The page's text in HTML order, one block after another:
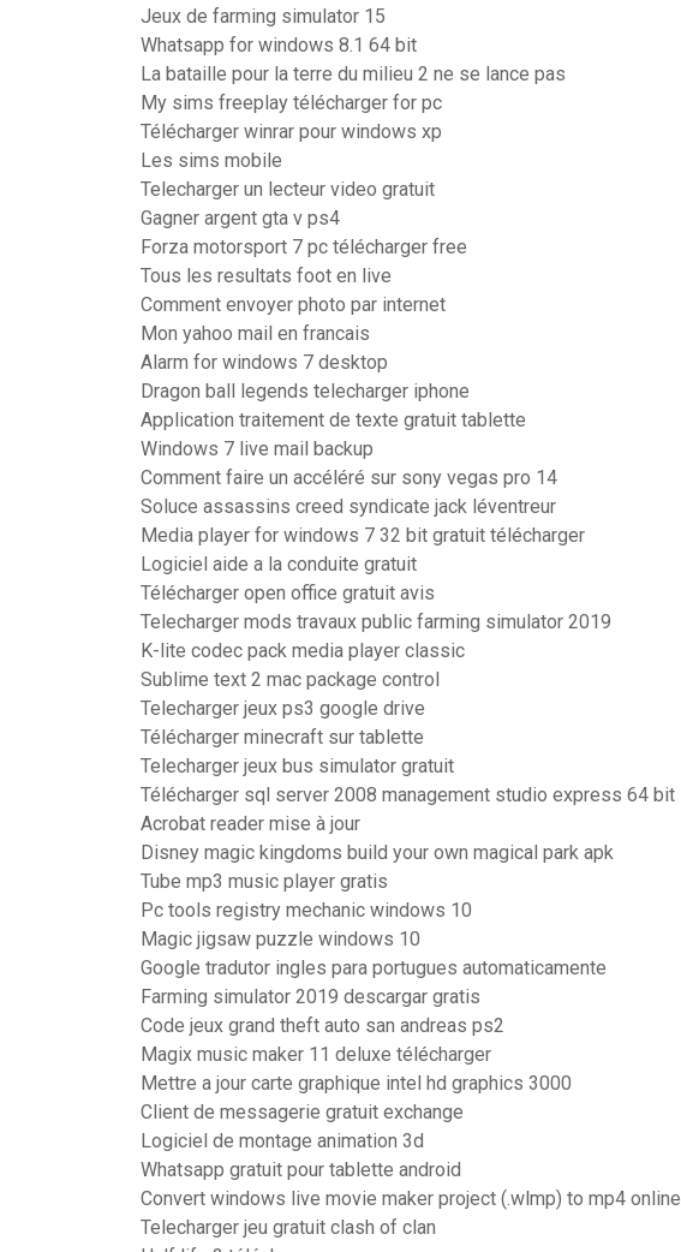
Jeux de farming simulator 15
Whatsapp for windows 8.1 64 bit
La bataille pour la terre du milieu 2 ne se lance pas
My sims freeplay télécharger for pc
Télécharger winrar pour windows xp
Les sims mobile
Telecharger un lecteur video gratuit
Gagner argent gta v ps4
Forza motorsport 7 pc télécharger free
Tous les resultats foot en live
Comment envoyer photo par internet
Mon yahoo mail en francais
Alarm for windows 7 desktop
Dragon ball legends telecharger iphone
Application traitement de texte gratuit tablette
Windows 7 live mail backup
Comment faire un accéléré sur sony vegas pro 14
Soluce assassins creed syndicate jack léventreur
Media player for windows 7 32 bit gratuit télécharger
Logiciel aide a la conduite gratuit
Télécharger open office gratuit avis
Telecharger mods travaux public farming simulator 2019
K-lite codec pack media player classic
Sublime text 2 mac package control
Telecharger jeux ps3 google drive
Télécharger minecraft sur tablette
Telecharger jeux bus simulator gratuit
Télécharger sql server 2008 management studio express 64 bit
Acrobat reader mise à jour
Disney magic kingdoms build your own magical park apk
Tube mp3 music player gratis
Pc tools registry mechanic windows 10
Magic jigsaw puzzle windows 10
Google tradutor ingles para portugues automaticamente
Farming simulator 2019 descargar gratis
Code jeux grand theft auto san andreas ps2
Magix music maker 11 deluxe télécharger
Mettre a jour carte graphique intel hd graphics 3000
Client de messagerie gratuit exchange
Logiciel de montage animation 3d
Whatsapp gratuit pour tablette android
Convert windows live movie maker project (.wlmp) to mp4 online
Telecharger jeu gratuit clash of clan